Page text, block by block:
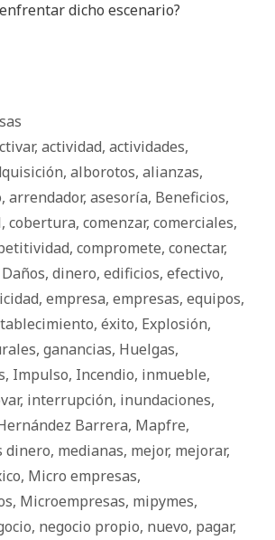
dicho escenario?
, actividad, actividades,
, alborotos, alianzas,
, arrendador, asesoría, Beneficios,
, cobertura, comenzar, comerciales,
, compromete, conectar,
Daños, dinero, edificios, efectivo,
, empresa, empresas, equipos,
, éxito, Explosión,
, ganancias, Huelgas,
, Impulso, Incendio, inmueble,
, interrupción, inundaciones,
Barrera, Mapfre,
dinero, medianas, mejor, mejorar,
, Micro empresas,
, Microempresas, mipymes,
, negocio propio, nuevo, pagar,